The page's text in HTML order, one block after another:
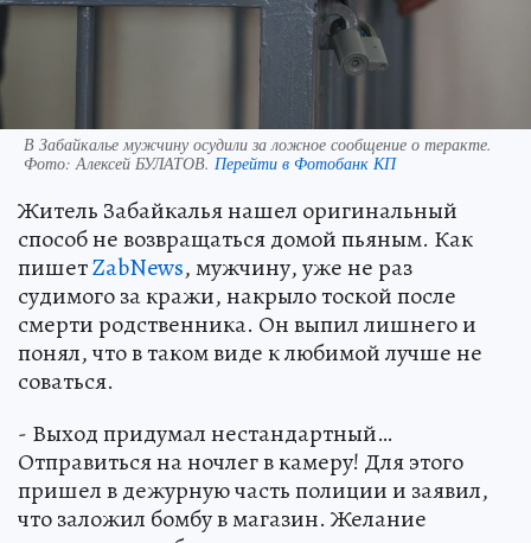
В Забайкалье мужчину осудили за ложное сообщение о теракте.
Фото: Алексей БУЛАТОВ. Перейти в Фотобанк КП
Житель Забайкалья нашел оригинальный
способ не возвращаться домой пьяным. Как
пишетZabNews, мужчину, уже не раз
судимого за кражи, накрыло тоской после
смерти родственника. Он выпил лишнего и
понял, что в таком виде к любимой лучше не
соваться.
- Выход придумал нестандартный…
Отправиться на ночлег в камеру! Для этого
пришел в дежурную часть полиции и заявил,
что заложил бомбу в магазин. Желание